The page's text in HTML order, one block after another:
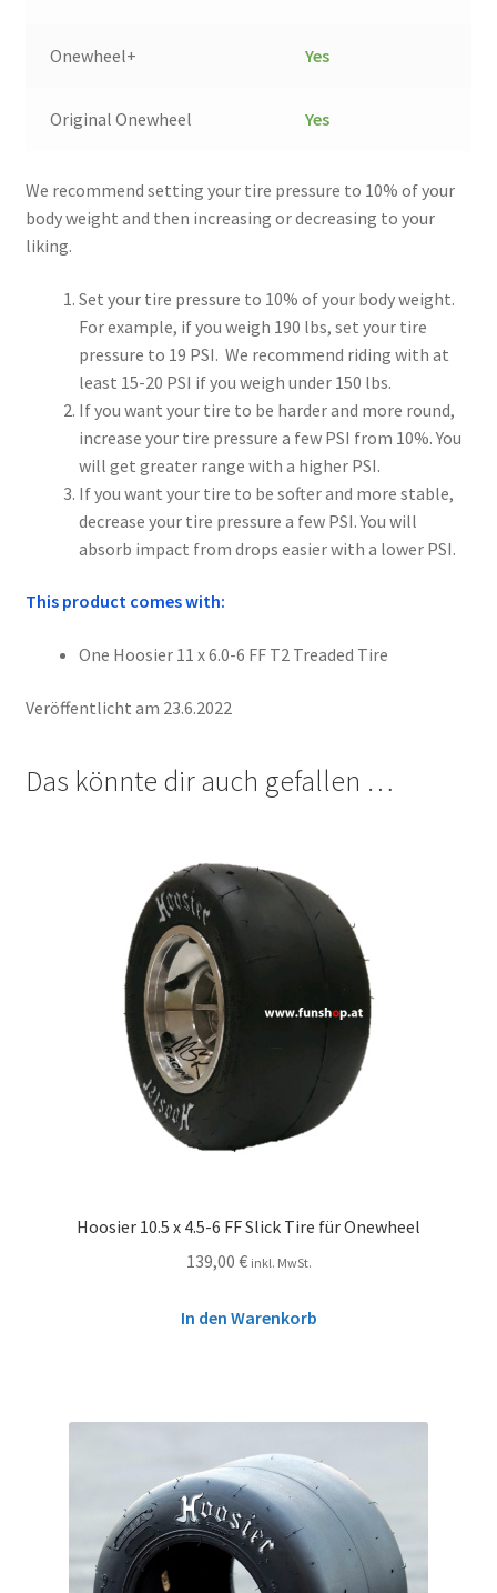
Onewheel+ Yes
Original Onewheel Yes
We recommend setting your tire pressure to 10% of your
body weight and then increasing or decreasing to your
liking.
Set your tire pressure to 10% of your body weight.
For example, if you weigh 190 lbs, set your tire
pressure to 19 PSI. We recommend riding with at
least 15-20 PSI if you weigh under 150 lbs.
If you want your tire to be harder and more round,
increase your tire pressure a few PSI from 10%. You
will get greater range with a higher PSI.
If you want your tire to be softer and more stable,
decrease your tire pressure a few PSI. You will
absorb impact from drops easier with a lower PSI.
This product comes with:
One Hoosier 11 x 6.0-6 FF T2 Treaded Tire
Veröffentlicht am 23.6.2022
Das könnte dir auch gefallen …
Hoosier 10.5 x 4.5-6 FF Slick Tire für Onewheel
139,00 € inkl. MwSt.
In den Warenkorb